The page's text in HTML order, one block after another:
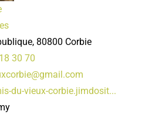
80800 Corbie
30 70
du-vieux-corbie.jimdosit...